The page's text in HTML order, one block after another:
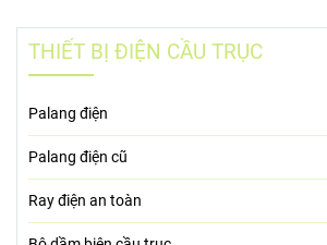
THIẾT BỊ ĐIỆN CẦU TRỤC
Palang điện
Palang điện cũ
Ray điện an toàn